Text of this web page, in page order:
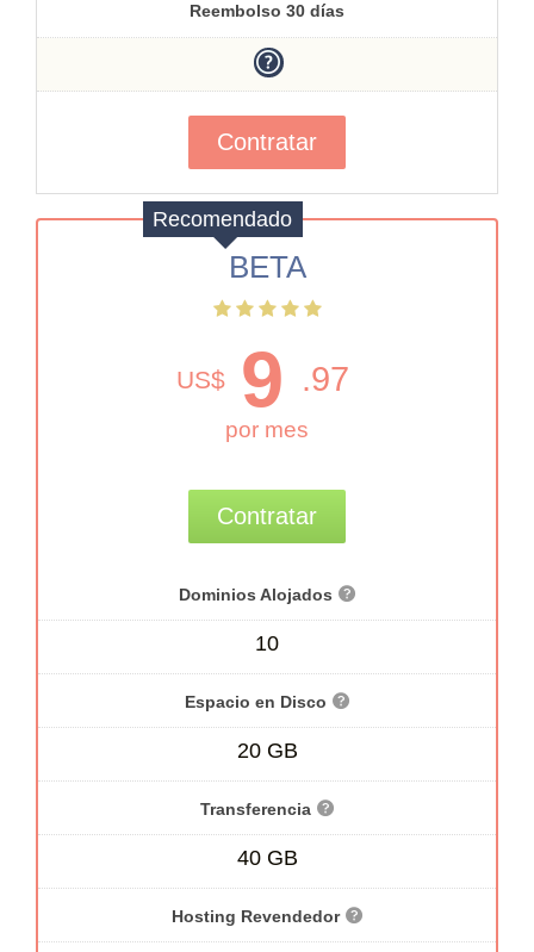
Reembolso 30 días
Contratar
Recomendado
BETA
US$ 9 .97
por mes
Contratar
Dominios Alojados
10
Espacio en Disco
20 GB
Transferencia
40 GB
Hosting Revendedor